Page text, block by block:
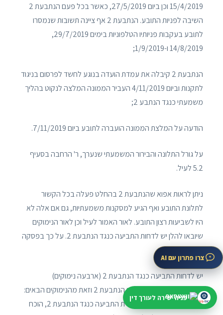
15/4/2019 וכן ביום 27/5/2019, כאשר בכל פעם הנתבעת 2
השיבה לפניות התובע. הנתבעת 2 אף ציינה תשובות שנמסרו
לתובע בעקבות פניותיו הטלפוניות בימים 29/7/2019,
14/8/2019 ו-1/9/2019;
הנתבעת 2 קיבלה את עמדת הועדה בנוגע לחשד לפרסום בניגוד
לתקנות וביום 4/11/2019 העביר הממונה המלצה לנקוט בהליך
משמעתי כנגד הנתבע 2;
הודעה על המלצת הממונה הועברה לתובע ביום 7/11/2019.
על גורל התלונה והבירור המשמעתי שנערך, ר' הרחבה בסעיף
5.2 לעיל.
ניתן לראות אפוא שהנתבעת 2 בהחלט פעלה בכל הקשור
לתלונת התובע ואף הגיע למסקנות משמעתיות, גם אם אלה לא
היו לשביעות רצון התובע. לאור האמור לעיל וכן לאור הנימוקים
שיובאו להלן יש לדחות התביעה כנגד הנתבעת 2. על כך בפסקה
הבאה.
יש לדחות התביעה כנגד הנתבעת 2 (ארבעה נימוקים)
יש לדחות התביעה גם כנגד הנתבעת 2 וזאת מהנימוקים הבאים:
נימוק ראשון מארבעה לדחיית התביעה כנגד הנתבעת 2, הוכח
צרו פתרון עם AI
פניה ישירה לעורך דין